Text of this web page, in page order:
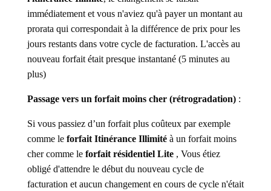
immédiatement et vous n'aviez qu'à payer un montant au
prorata qui correspondait à la différence de prix pour les
jours restants dans votre cycle de facturation. L'accès au
nouveau forfait était presque instantané (5 minutes au
plus)
Passage vers un forfait moins cher (rétrogradation):
Si vous passiez d’un forfait plus coûteux par exemple
comme le forfait Itinérance Illimité à un forfait moins
cher comme le forfait résidentiel Lite, Vous étiez
obligé d'attendre le début du nouveau cycle de
facturation et aucun changement en cours de cycle n'était